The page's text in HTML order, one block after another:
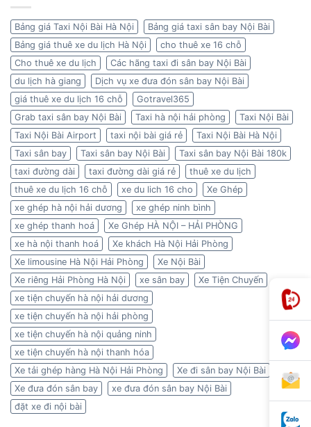
Bảng giá Taxi Nội Bài Hà Nội
Bảng giá taxi sân bay Nội Bài
Bảng giá thuê xe du lịch Hà Nội
cho thuê xe 16 chỗ
Cho thuê xe du lịch
Các hãng taxi đi sân bay Nội Bài
du lịch hà giang
Dịch vụ xe đưa đón sân bay Nội Bài
giá thuê xe du lịch 16 chỗ
Gotravel365
Grab taxi sân bay Nội Bài
Taxi hà nội hải phòng
Taxi Nội Bài
Taxi Nội Bài Airport
taxi nội bài giá rẻ
Taxi Nội Bài Hà Nội
Taxi sân bay
Taxi sân bay Nội Bài
Taxi sân bay Nội Bài 180k
taxi đường dài
taxi đường dài giá rẻ
thuê xe du lịch
thuê xe du lịch 16 chỗ
xe du lich 16 cho
Xe Ghép
xe ghép hà nội hải dương
xe ghép ninh bình
xe ghép thanh hoá
Xe Ghép HÀ NỘI – HẢI PHÒNG
xe hà nội thanh hoá
Xe khách Hà Nội Hải Phòng
Xe limousine Hà Nội Hải Phòng
Xe Nội Bài
Xe riêng Hải Phòng Hà Nội
xe sân bay
Xe Tiện Chuyến
xe tiện chuyến hà nội hải dương
xe tiện chuyến hà nội hải phòng
xe tiện chuyến hà nội quảng ninh
xe tiện chuyến hà nội thanh hóa
Xe tải ghép hàng Hà Nội Hải Phòng
Xe đi sân bay Nội Bài
Xe đưa đón sân bay
xe đưa đón sân bay Nội Bài
đặt xe đi nội bài